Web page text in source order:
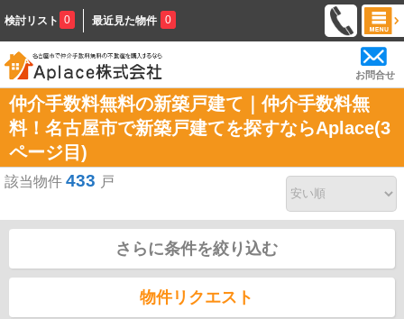
検討リスト 0 最近見た物件 0
お問合せ
仲介手数料無料の新築戸建て｜仲介手数料無
料！名古屋市で新築戸建てを探すならAplace(3
ページ目)
該当物件 433 戸
さらに条件を絞り込む
物件リクエスト